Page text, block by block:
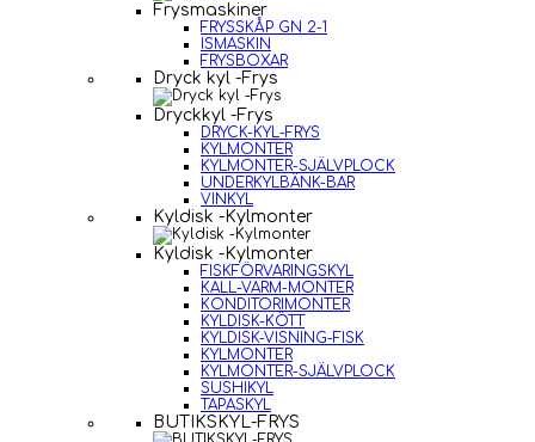
Frysmaskiner
FRYSSKÅP GN 2-1
ISMASKIN
FRYSBOXAR
Dryck kyl -Frys
Dryckkyl -Frys
DRYCK-KYL-FRYS
KYLMONTER
KYLMONTER-SJÄLVPLOCK
UNDERKYLBÄNK-BAR
VINKYL
Kyldisk -Kylmonter
Kyldisk -Kylmonter
FISKFÖRVARINGSKYL
KALL-VARM-MONTER
KONDITORIMONTER
KYLDISK-KÖTT
KYLDISK-VISNING-FISK
KYLMONTER
KYLMONTER-SJÄLVPLOCK
SUSHIKYL
TAPASKYL
BUTIKSKYL-FRYS